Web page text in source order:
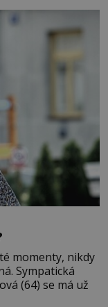
když
momenty, nikdy
(64) se má už